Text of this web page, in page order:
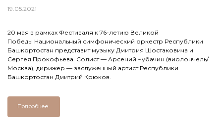
19.05.2021
20 мая в рамках Фестиваля к 76-летию Великой
Победы Национальный симфонический оркестр Республики
Башкортостан представит музыку Дмитрия Шостаковича и
Сергея Прокофьева. Солист — Арсений Чубачин (виолончель/
Москва), дирижер — заслуженный артист Республики
Башкортостан Дмитрий Крюков.
Подробнее